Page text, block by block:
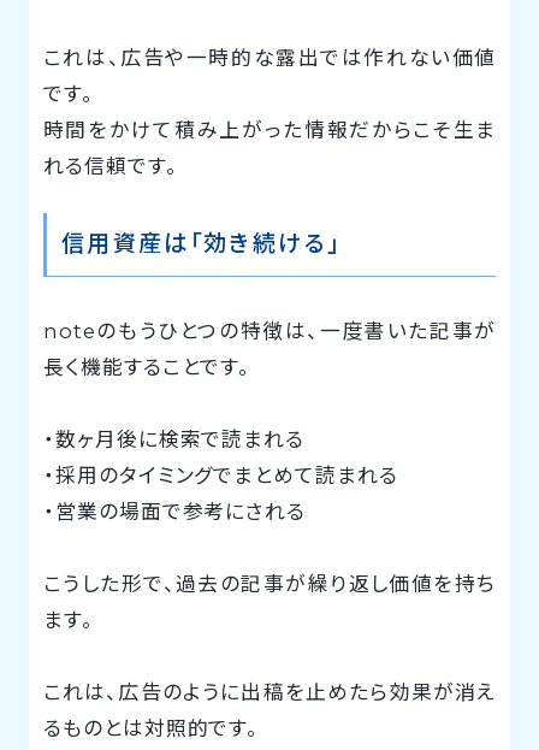
これは、広告や一時的な露出では作れない価値
です。
時間をかけて積み上がった情報だからこそ生ま
れる信頼です。
信用資産は「効き続ける」
noteのもうひとつの特徴は、一度書いた記事が
長く機能することです。
・数ヶ月後に検索で読まれる
・採用のタイミングでまとめて読まれる
・営業の場面で参考にされる
こうした形で、過去の記事が繰り返し価値を持ち
ます。
これは、広告のように出稿を止めたら効果が消え
るものとは対照的です。